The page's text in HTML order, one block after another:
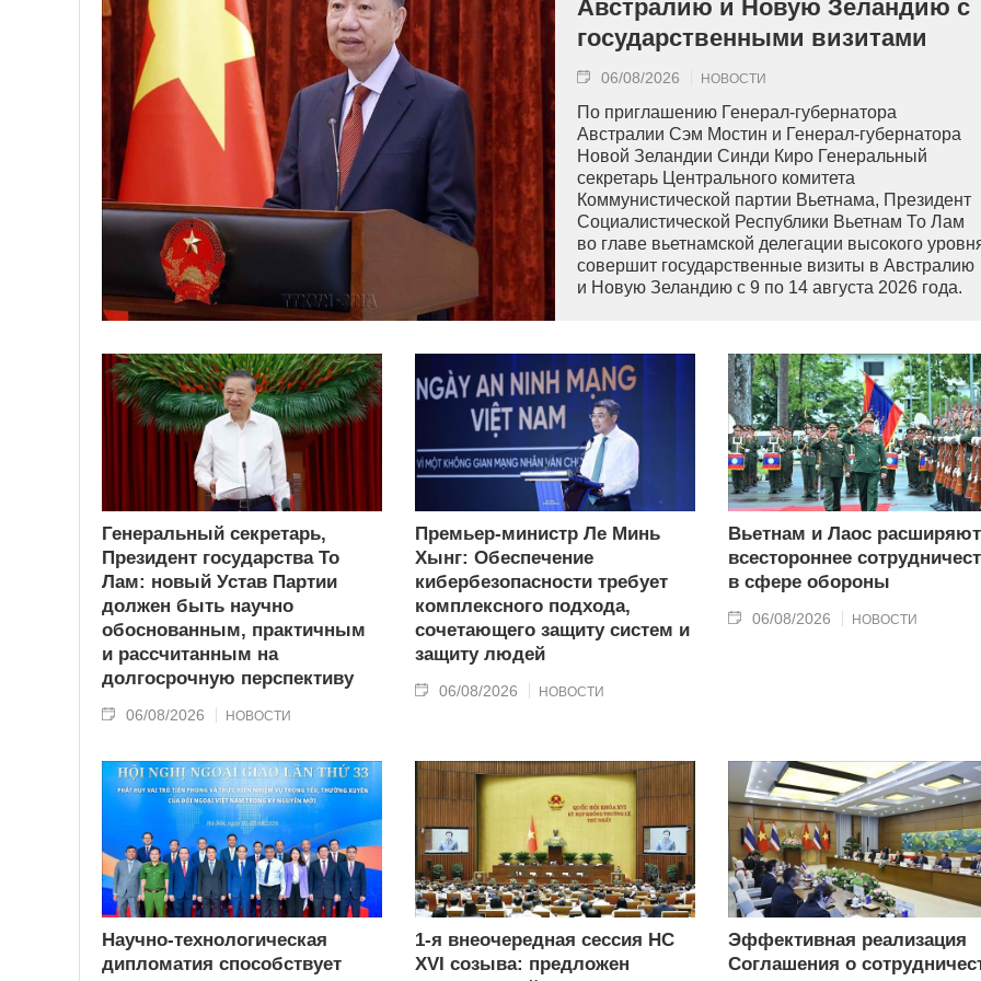
Австралию и Новую Зеландию с
государственными визитами
06/08/2026 НОВОСТИ
По приглашению Генерал-губернатора
Австралии Сэм Мостин и Генерал-губернатора
Новой Зеландии Синди Киро Генеральный
секретарь Центрального комитета
Коммунистической партии Вьетнама, Президент
Социалистической Республики Вьетнам То Лам
во главе вьетнамской делегации высокого
совершит государственные визиты в Австралию
и Новую Зеландию с 9 по 14 августа 2026 года.
Генеральный секретарь,
Президент государства То
Лам: новый Устав Партии
должен быть научно
обоснованным, практичным
и рассчитанным на
долгосрочную перспективу
06/08/2026 НОВОСТИ
Премьер-министр Ле Минь
Хынг: Обеспечение
кибербезопасности требует
комплексного подхода,
сочетающего защиту систем и
защиту людей
06/08/2026 НОВОСТИ
Вьетнам и Лаос расширяют
всестороннее
в сфере обороны
06/08/2026 НОВОСТИ
Научно-технологическая
дипломатия способствует
1-я внеочередная сессия НС
XVI созыва: предложен
Эффективная реализация
Соглашения о